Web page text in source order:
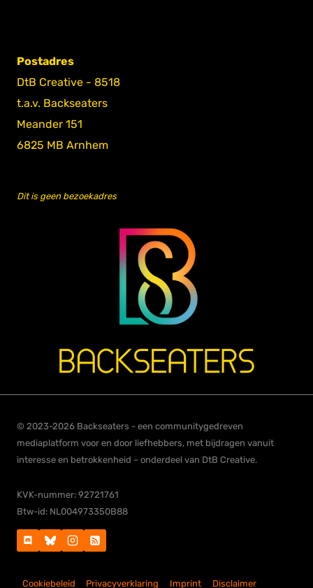
Postadres
DtB Creative - 8518
t.a.v. Backseaters
Meander 151
6825 MB Arnhem
Dit is geen bezoekadres
© 2023-2026 Backseaters - een communitygedreven
mediaplatform voor en door liefhebbers, met bijdragen vanuit
interesse en betrokkenheid – onderdeel van DtB Creative.
KVK-nummer: 92721761
Btw-id: NL004973350B88
Cookiebeleid Privacyverklaring Imprint Disclaimer